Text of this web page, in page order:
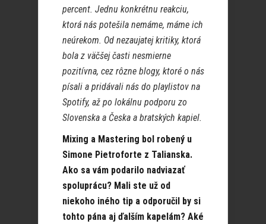
percent. Jednu konkrétnu reakciu,
ktorá nás potešila nemáme, máme ich
neúrekom. Od nezaujatej kritiky, ktorá
bola z väčšej časti nesmierne
pozitívna, cez rôzne blogy, ktoré o nás
písali a pridávali nás do playlistov na
Spotify, až po lokálnu podporu zo
Slovenska a Česka a bratských kapiel.
Mixing a Mastering bol robený u
Simone Pietroforte z Talianska.
Ako sa vám podarilo nadviazať
spoluprácu? Mali ste už od
niekoho iného tip a odporučil by si
tohto pána aj ďalším kapelám? Aké